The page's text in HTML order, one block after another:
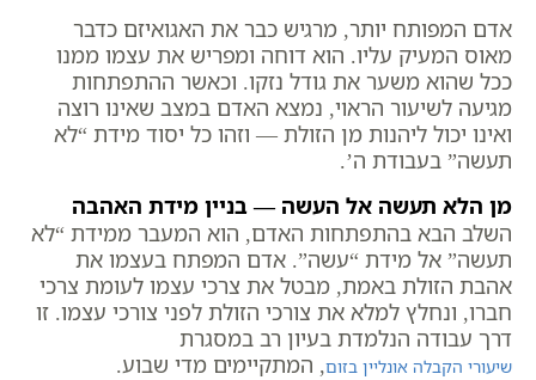
אדם המפותח יותר, מרגיש כבר את האגואיזם כדבר
מאוס המעיק עליו. הוא דוחה ומפריש את עצמו ממנו
ככל שהוא משער את גודל נזקו. וכאשר ההתפתחות
מגיעה לשיעור הראוי, נמצא האדם במצב שאינו רוצה
ואינו יכול ליהנות מן הזולת — וזהו כל יסוד מידת “לא
תעשה” בעבודת ה’.
מן הלא תעשה אל העשה — בניין מידת האהבה
השלב הבא בהתפתחות האדם, הוא המעבר ממידת “לא
תעשה” אל מידת “עשה”. אדם המפתח בעצמו את
אהבת הזולת באמת, מבטל את צרכי עצמו לעומת צרכי
חברו, ונחלץ למלא את צורכי הזולת לפני צורכי עצמו. זו
דרך עבודה הנלמדת בעיון רב במסגרת
שיעורי הקבלה אונליין בזום, המתקיימים מדי שבוע.